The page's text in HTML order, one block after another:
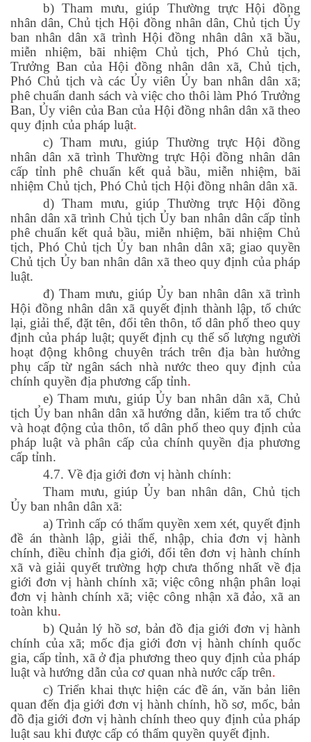
b) Tham mưu, giúp Thường trực Hội đồng
nhân dân, Chủ tịch Hội đồng nhân dân, Chủ tịch Ủy
ban nhân dân xã trình Hội đồng nhân dân xã bầu,
miễn nhiệm, bãi nhiệm Chủ tịch, Phó Chủ tịch,
Trưởng Ban của Hội đồng nhân dân xã, Chủ tịch,
Phó Chủ tịch và các Ủy viên Ủy ban nhân dân xã;
phê chuẩn danh sách và việc cho thôi làm Phó Trưởng
Ban, Ủy viên của Ban của Hội đồng nhân dân xã theo
quy định của pháp luật.
c) Tham mưu, giúp Thường trực Hội đồng
nhân dân xã trình Thường trực Hội đồng nhân dân
cấp tỉnh phê chuẩn kết quả bầu, miễn nhiệm, bãi
nhiệm Chủ tịch, Phó Chủ tịch Hội đồng nhân dân xã.
d) Tham mưu, giúp Thường trực Hội đồng
nhân dân xã trình Chủ tịch Ủy ban nhân dân cấp tỉnh
phê chuẩn kết quả bầu, miễn nhiệm, bãi nhiệm Chủ
tịch, Phó Chủ tịch Ủy ban nhân dân xã; giao quyền
Chủ tịch Ủy ban nhân dân xã theo quy định của pháp
luật.
đ) Tham mưu, giúp Ủy ban nhân dân xã trình
Hội đồng nhân dân xã quyết định thành lập, tổ chức
lại, giải thể, đặt tên, đổi tên thôn, tổ dân phố theo quy
định của pháp luật; quyết định cụ thể số lượng người
hoạt động không chuyên trách trên địa bàn hưởng
phụ cấp từ ngân sách nhà nước theo quy định của
chính quyền địa phương cấp tỉnh.
e) Tham mưu, giúp Ủy ban nhân dân xã, Chủ
tịch Ủy ban nhân dân xã hướng dẫn, kiểm tra tổ chức
và hoạt động của thôn, tổ dân phố theo quy định của
pháp luật và phân cấp của chính quyền địa phương
cấp tỉnh.
4.7. Về địa giới đơn vị hành chính:
Tham mưu, giúp Ủy ban nhân dân, Chủ tịch
Ủy ban nhân dân xã:
a) Trình cấp có thẩm quyền xem xét, quyết định
đề án thành lập, giải thể, nhập, chia đơn vị hành
chính, điều chỉnh địa giới, đổi tên đơn vị hành chính
xã và giải quyết trường hợp chưa thống nhất về địa
giới đơn vị hành chính xã; việc công nhận phân loại
đơn vị hành chính xã; việc công nhận xã đảo, xã an
toàn khu.
b) Quản lý hồ sơ, bản đồ địa giới đơn vị hành
chính của xã; mốc địa giới đơn vị hành chính quốc
gia, cấp tỉnh, xã ở địa phương theo quy định của pháp
luật và hướng dẫn của cơ quan nhà nước cấp trên.
c) Triển khai thực hiện các đề án, văn bản liên
quan đến địa giới đơn vị hành chính, hồ sơ, mốc, bản
đồ địa giới đơn vị hành chính theo quy định của pháp
luật sau khi được cấp có thẩm quyền quyết định.